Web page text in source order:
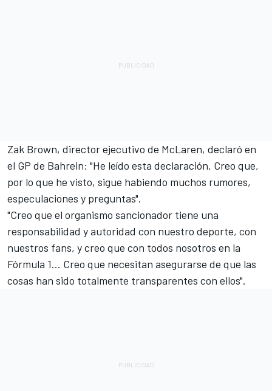
Zak Brown, director ejecutivo de McLaren, declaró en
el GP de Bahrein: "He leído esta declaración. Creo que,
por lo que he visto, sigue habiendo muchos rumores,
especulaciones y preguntas".
"Creo que el organismo sancionador tiene una
responsabilidad y autoridad con nuestro deporte, con
nuestros fans, y creo que con todos nosotros en la
Fórmula 1... Creo que necesitan asegurarse de que las
cosas han sido totalmente transparentes con ellos".